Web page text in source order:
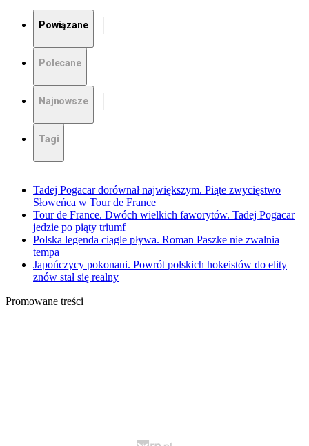
Powiązane
Polecane
Najnowsze
Tagi
Tadej Pogacar dorównał największym. Piąte zwycięstwo
Słoweńca w Tour de France
Tour de France. Dwóch wielkich faworytów. Tadej Pogacar
jedzie po piąty triumf
Polska legenda ciągle pływa. Roman Paszke nie zwalnia
tempa
Japończycy pokonani. Powrót polskich hokeistów do elity
znów stał się realny
Promowane treści